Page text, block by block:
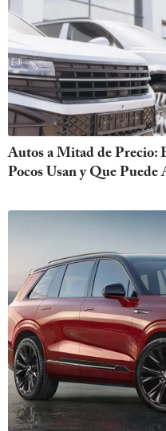
Autos a Mitad de Precio:
Pocos Usan y Que